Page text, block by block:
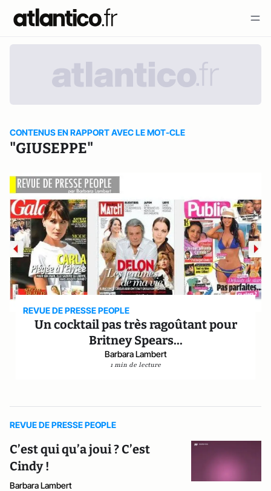
CONTENUS EN RAPPORT AVEC LE MOT-CLE
"GIUSEPPE"
REVUE DE PRESSE PEOPLE
Un cocktail pas très ragoûtant pour
Britney Spears...
Barbara Lambert
1 min de lecture
REVUE DE PRESSE PEOPLE
C’est qui qu’a joui ? C’est
Cindy !
Barbara Lambert